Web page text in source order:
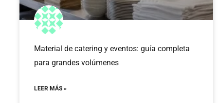
Material de catering y eventos: guía completa
para grandes volúmenes
LEER MÁS »